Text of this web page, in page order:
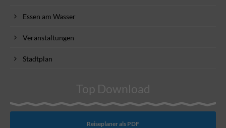
Essen am Wasser
Veranstaltungen
Stadtplan
Top Download
Reiseplaner als PDF